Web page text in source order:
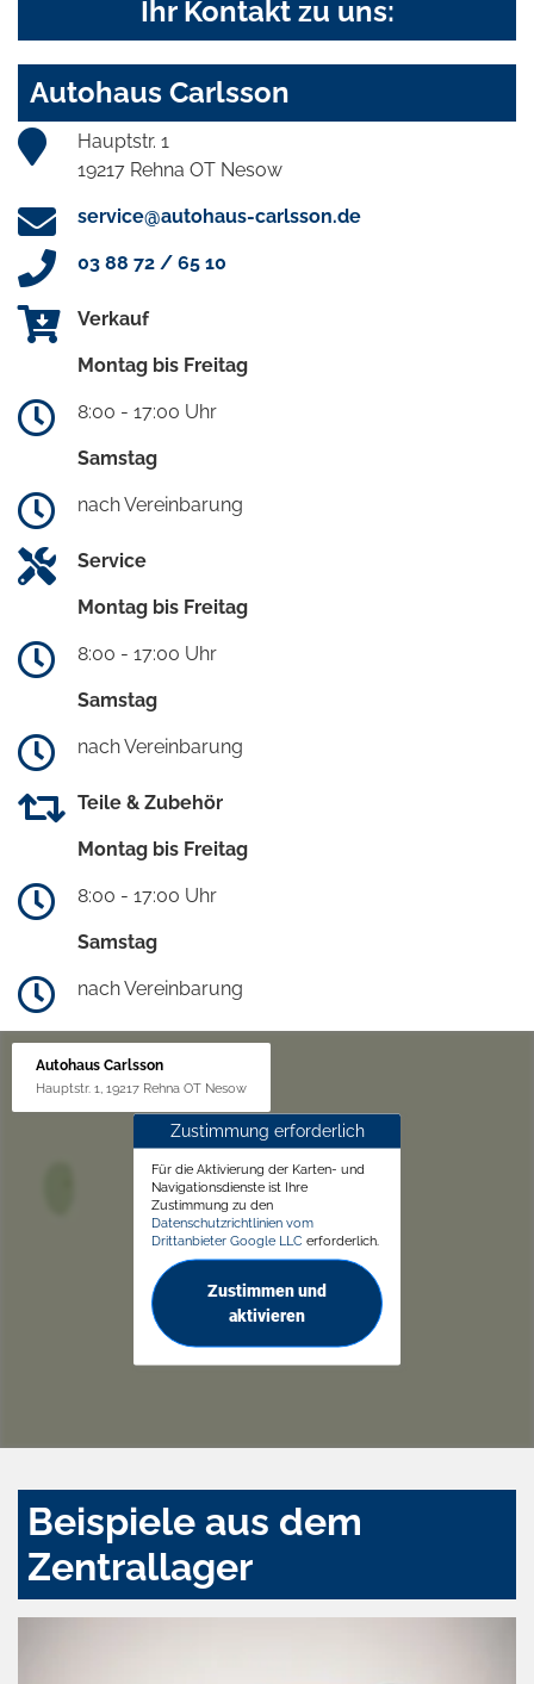
Ihr Kontakt zu uns:
Autohaus Carlsson
Hauptstr. 1
19217 Rehna OT Nesow
service@autohaus-carlsson.de
03 88 72 / 65 10
Verkauf
Montag bis Freitag
8:00 - 17:00 Uhr
Samstag
nach Vereinbarung
Service
Montag bis Freitag
8:00 - 17:00 Uhr
Samstag
nach Vereinbarung
Teile & Zubehör
Montag bis Freitag
8:00 - 17:00 Uhr
Samstag
nach Vereinbarung
Autohaus Carlsson
Hauptstr. 1, 19217 Rehna OT Nesow
Zustimmung erforderlich
Für die Aktivierung der Karten- und
Navigationsdienste ist Ihre
Zustimmung zu den
Datenschutzrichtlinien vom
Drittanbieter Google LLC erforderlich.
Zustimmen und
aktivieren
Beispiele aus dem
Zentrallager